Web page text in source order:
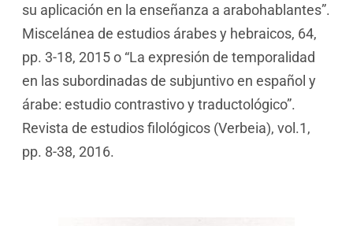
su aplicación en la enseñanza a arabohablantes”.
Miscelánea de estudios árabes y hebraicos, 64,
pp. 3-18, 2015 o “La expresión de temporalidad
en las subordinadas de subjuntivo en español y
árabe: estudio contrastivo y traductológico”.
Revista de estudios filológicos (Verbeia), vol.1,
pp. 8-38, 2016.